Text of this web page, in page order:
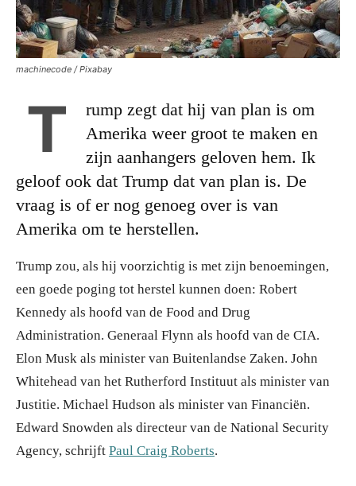
machinecode / Pixabay
T
rump zegt dat hij van plan is om
Amerika weer groot te maken en
zijn aanhangers geloven hem. Ik
geloof ook dat Trump dat van plan is. De
vraag is of er nog genoeg over is van
Amerika om te herstellen.
Trump zou, als hij voorzichtig is met zijn benoemingen,
een goede poging tot herstel kunnen doen: Robert
Kennedy als hoofd van de Food and Drug
Administration. Generaal Flynn als hoofd van de CIA.
Elon Musk als minister van Buitenlandse Zaken. John
Whitehead van het Rutherford Instituut als minister van
Justitie. Michael Hudson als minister van Financiën.
Edward Snowden als directeur van de National Security
Agency, schrijft Paul Craig Roberts.